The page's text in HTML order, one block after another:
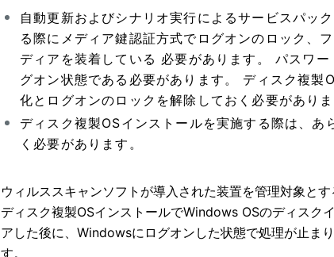
自動更新およびシナリオ実行によるサービスパッ
る際にメディア鍵認証方式でログオンのロック、
ディアを装着している 必要があります。 パスワ
グオン状態である必要があります。 ディスク複
化とログオンのロックを解除しておく必要がありま
ディスク複製OSインストールを実施する際は、
く必要があります。
ウィルススキャンソフトが導入された装置を管理対象とす
ディスク複製OSインストールでWindows OSのディスク
アした後に、Windowsにログオンした状態で処理が止ま
す。